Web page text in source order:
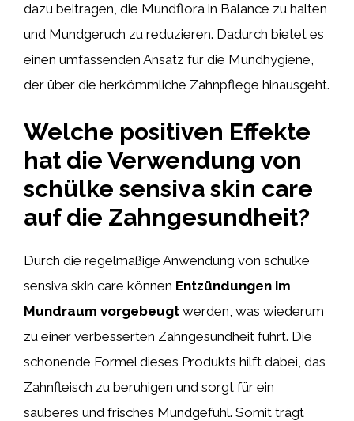
dazu beitragen, die Mundflora in Balance zu halten
und Mundgeruch zu reduzieren. Dadurch bietet es
einen umfassenden Ansatz für die Mundhygiene,
der über die herkömmliche Zahnpflege hinausgeht.
Welche positiven Effekte
hat die Verwendung von
schülke sensiva skin care
auf die Zahngesundheit?
Durch die regelmäßige Anwendung von schülke
sensiva skin care können Entzündungen im
Mundraum vorgebeugt werden, was wiederum
zu einer verbesserten Zahngesundheit führt. Die
schonende Formel dieses Produkts hilft dabei, das
Zahnfleisch zu beruhigen und sorgt für ein
sauberes und frisches Mundgefühl. Somit trägt